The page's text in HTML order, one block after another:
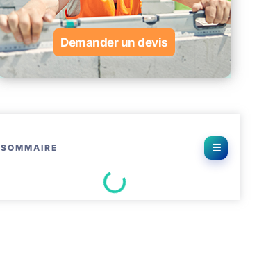
SOMMAIRE
Demander un devis